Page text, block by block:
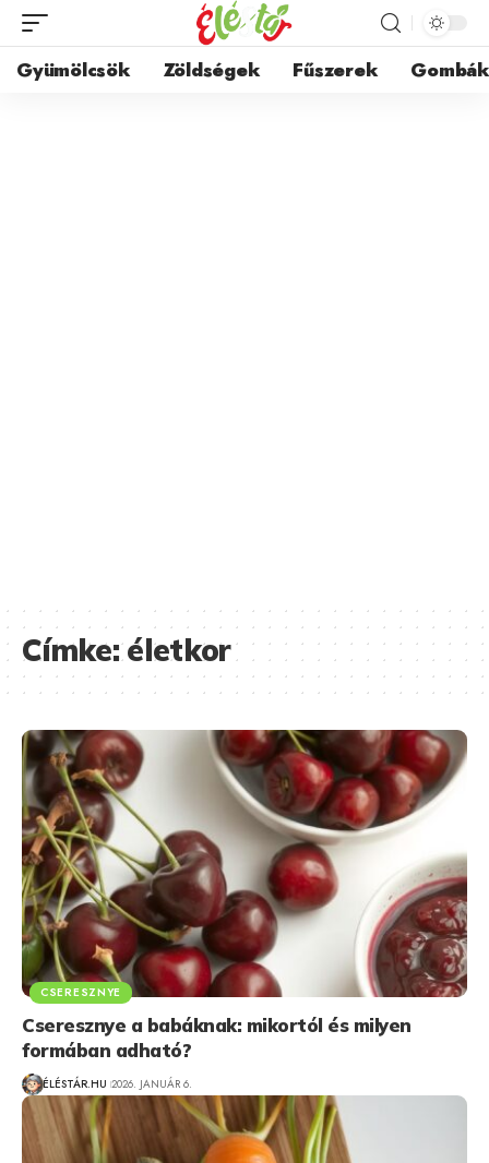
Gyümölcsök Zöldségek Fűszerek Gombák
Címke:életkor
CSERESZNYE
Cseresznye a babáknak: mikortól és milyen
formában adható?
ÉLÉSTÁR.HU 2026. JANUÁR 6.